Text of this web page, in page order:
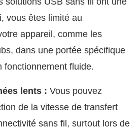
vous êtes limité au
appareil, comme les
dans une portée spécifique
fonctionnement fluide.
lents : Vous pouvez
de la vitesse de transfert
sans fil, surtout lors de